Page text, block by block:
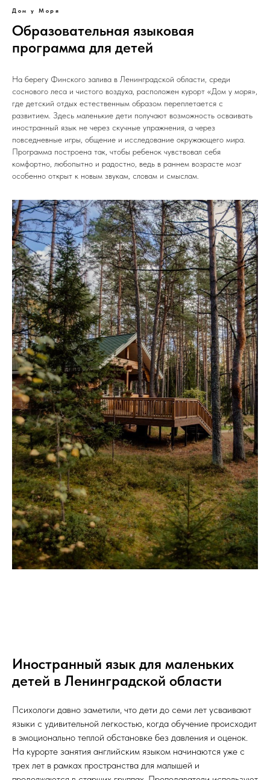
Дом у Моря
Образовательная языковая
программа для детей
На берегу Финского залива в Ленинградской области, среди
соснового леса и чистого воздуха, расположен курорт «Дом у моря»,
где детский отдых естественным образом переплетается с
развитием. Здесь маленькие дети получают возможность осваивать
иностранный язык не через скучные упражнения, а через
повседневные игры, общение и исследование окружающего мира.
Программа построена так, чтобы ребенок чувствовал себя
комфортно, любопытно и радостно, ведь в раннем возрасте мозг
особенно открыт к новым звукам, словам и смыслам.
Иностранный язык для маленьких
детей в Ленинградской области
Психологи давно заметили, что дети до семи лет усваивают
языки с удивительной легкостью, когда обучение происходит
в эмоционально теплой обстановке без давления и оценок.
На курорте занятия английским языком начинаются уже с
трех лет в рамках пространства для малышей и